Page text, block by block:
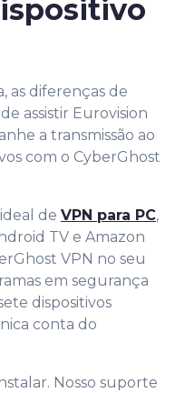
as diferenças de
assistir Eurovision
a transmissão ao
com o CyberGhost
de VPN para PC,
TV e Amazon
VPN no seu
em segurança
dispositivos
conta do
Nosso suporte